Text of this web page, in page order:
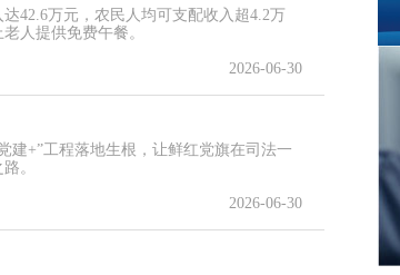
42.6万元，农民人均可支配收入超4.2万
人提供免费午餐。
2026-06-30
建+”工程落地生根，让鲜红党旗在司法一
。
2026-06-30